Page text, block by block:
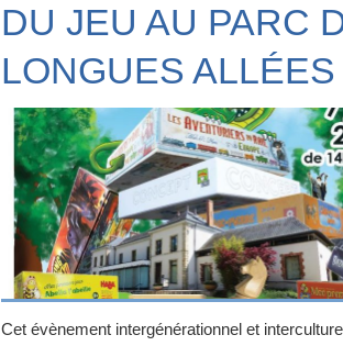
DU JEU AU PARC
LONGUES ALLÉES
Cet évènement intergénérationnel et